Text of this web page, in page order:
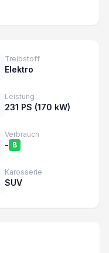
Treibstoff
Elektro
Leistung
231 PS (170 kW)
Verbrauch
- B
Karosserie
SUV